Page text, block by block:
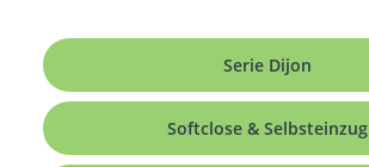
Serie Dijon
Softclose & Selbsteinzug